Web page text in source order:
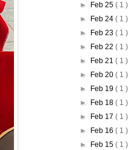
►
Feb 25( 1 )
►
Feb 24( 1 )
►
Feb 23( 1 )
►
Feb 22( 1 )
►
Feb 21( 1 )
►
Feb 20( 1 )
►
Feb 19( 1 )
►
Feb 18( 1 )
►
Feb 17( 1 )
►
Feb 16( 1 )
►
Feb 15( 1 )